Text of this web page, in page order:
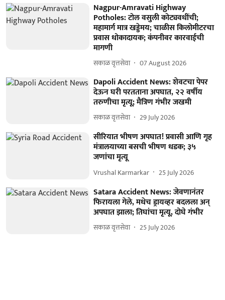
Nagpur-Amravati Highway
Potholes: टोल वसुली कोट्यवधींची;
महामार्ग मात्र खड्डेमय; चाळीस किलोमीटरचा
प्रवास धोकादायक; कंपनीवर कारवाईची
मागणी
सकाळ वृत्तसेवा 07 August 2026
Dapoli Accident News: शेवटचा पेपर
देऊन घरी परतताना अपघात, २२ वर्षीय
तरुणीचा मृत्यू; मैत्रिण गंभीर जखमी
सकाळ वृत्तसेवा 29 July 2026
सीरियात भीषण अपघात! प्रवासी आणि गृह
मंत्रालयाच्या बसची भीषण धडक; ३५
जणांचा मृत्यू
Vrushal Karmarkar 25 July 2026
Satara Accident News: जेवणानंतर
फिरायला गेले, मधेच ड्रायव्हर बदलला अन्
अपघात झाला; तिघांचा मृत्यू, दोघे गंभीर
सकाळ वृत्तसेवा 25 July 2026